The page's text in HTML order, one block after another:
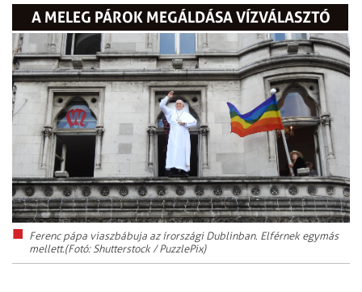
A MELEG PÁROK MEGÁLDÁSA VÍZVÁLASZTÓ
Ferenc pápa viaszbábuja az írországi Dublinban. Elférnek egymás
mellett.(Fotó: Shutterstock / PuzzlePix)